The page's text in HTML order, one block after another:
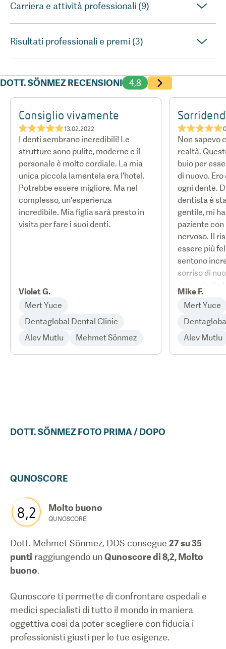
Carriera e attività professionali (9)
Risultati professionali e premi (3)
DOTT. SÖNMEZ RECENSIONI 4,8
Consiglio vivamente
★★★★★13.02.2022
I denti sembrano incredibili! Le
strutture sono pulite, moderne e il
personale è molto cordiale. La mia
unica piccola lamentela era l'hotel.
Potrebbe essere migliore. Ma nel
complesso, un'esperienza
incredibile. Mia figlia sarà presto in
visita per fare i suoi denti.
Violet G.
Mert Yuce
Dentaglobal Dental Clinic
Alev Mutlu
Mehmet Sönmez
★★★★★
Non sapevo
realtà.
buio per
di nuovo.
ogni dente.
dentista è
gentile, mi
paziente
nervoso. Il
essere più
sentono
sorriso di
ringraziarli
vivamente
Mike F.
Mert Yuce
Alev Mutlu
DOTT.SÖNMEZFOTO PRIMA / DOPO
QUNOSCORE
8,2 Molto buono
QUNOSCORE
Dott. Mehmet Sönmez, DDS consegue 27su 35
punti raggiungendo unQunoscore di8,2,Molto
buono.
Qunoscore ti permette di confrontare ospedali e
medici specialisti di tutto il mondo in maniera
oggettiva così da poter scegliere con fiducia i
professionisti giusti per le tue esigenze.